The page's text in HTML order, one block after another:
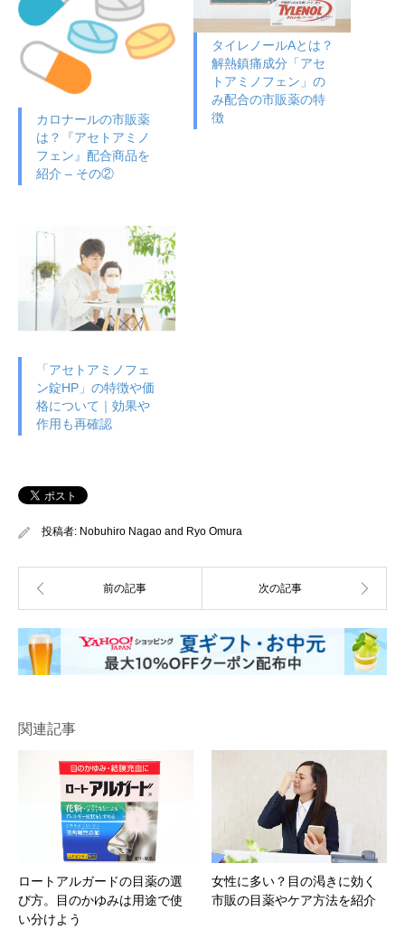
カロナールの市販薬
は？『アセトアミノ
フェン』配合商品を
紹介 – その②
タイレノールAとは？
解熱鎮痛成分「アセ
トアミノフェン」の
み配合の市販薬の特
徴
「アセトアミノフェ
ン錠HP」の特徴や価
格について｜効果や
作用も再確認
投稿者: Nobuhiro Nagao and Ryo Omura
関連記事
ロートアルガードの目薬の選
び方。目のかゆみは用途で使
い分けよう
女性に多い？目の渇きに効く
市販の目薬やケア方法を紹介